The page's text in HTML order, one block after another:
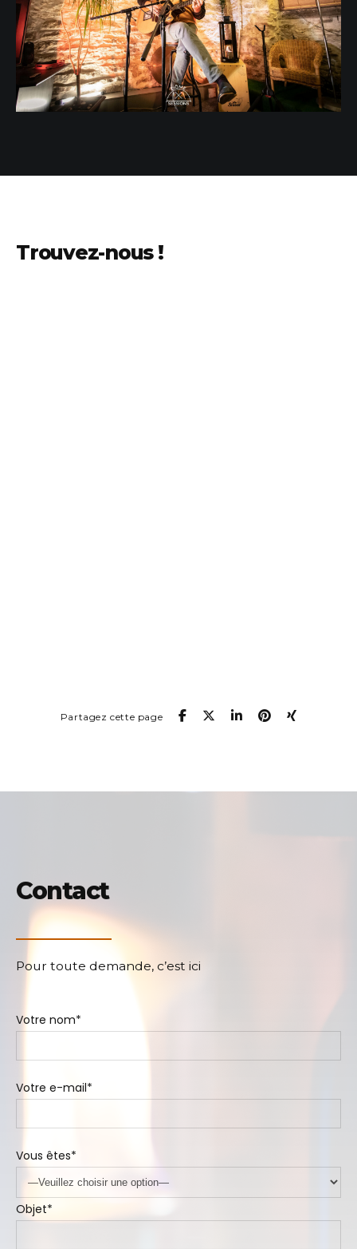
Trouvez-nous !
Partagez cette page
Contact
Pour toute demande, c’est ici
Votre nom*
Votre e-mail*
Vous êtes*
Objet*